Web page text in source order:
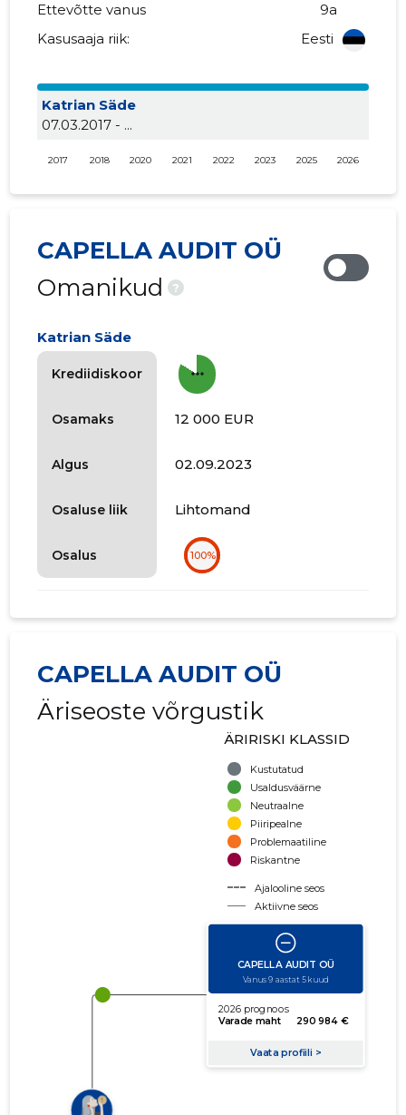
Ettevõtte vanus
9a
Kasusaaja riik:
Eesti
Katrian Säde
07.03.2017 - ...
2017 2018 2020 2021 2022 2023 2025 2026
CAPELLA AUDIT OÜ
Omanikud
?
Krediidiskoor
Osamaks
Algus
Osaluse liik
Osalus
Katrian Säde
more_horiz
12 000 EUR
02.09.2023
Lihtomand
100%
CAPELLA AUDIT OÜ
Äriseoste võrgustik
ÄRIRISKI KLASSID
Kustutatud
Usaldusväärne
Neutraalne
Piiripealne
Problemaatiline
Riskantne
Ajalooline seos
Aktiivne seos
käibe suurus
võla suurus
Seoste laiendamine